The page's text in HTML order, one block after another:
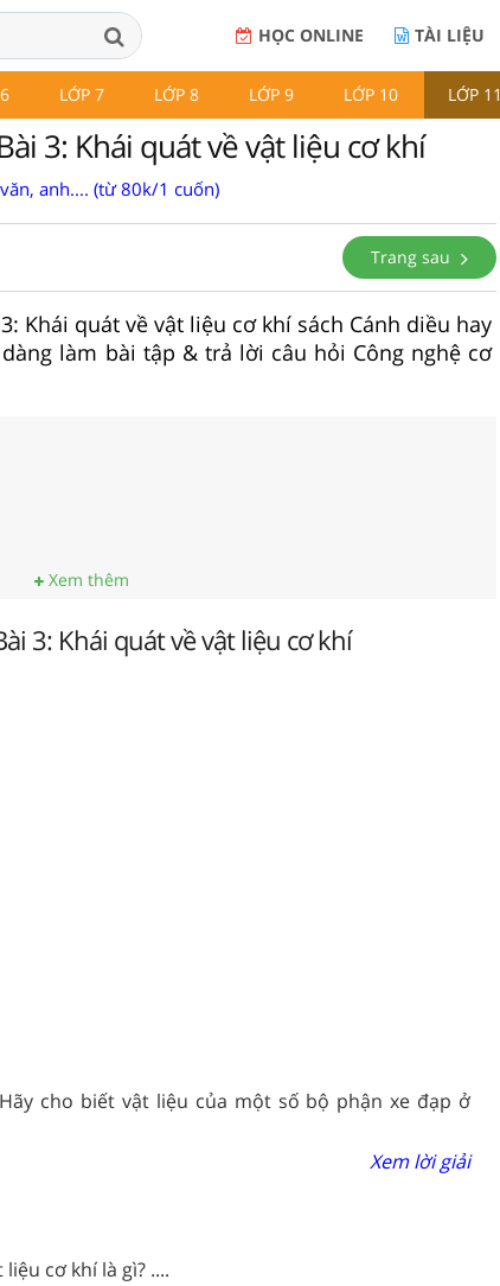
HỌC ONLINE TÀI LIỆU
LỚP 7 LỚP 8 LỚP 9 LỚP 10 LỚP 11
3: Khái quát về vật liệu cơ khí
anh.... (từ 80k/1 cuốn)
Trang sau
Khái quát về vật liệu cơ khí sách Cánh diều hay
làm bài tập & trả lời câu hỏi Công nghệ cơ
Xem thêm
3: Khái quát về vật liệu cơ khí
Hãy cho biết vật liệu của một số bộ phận xe đạp ở
Xem lời giải
liệu cơ khí là gì? ....